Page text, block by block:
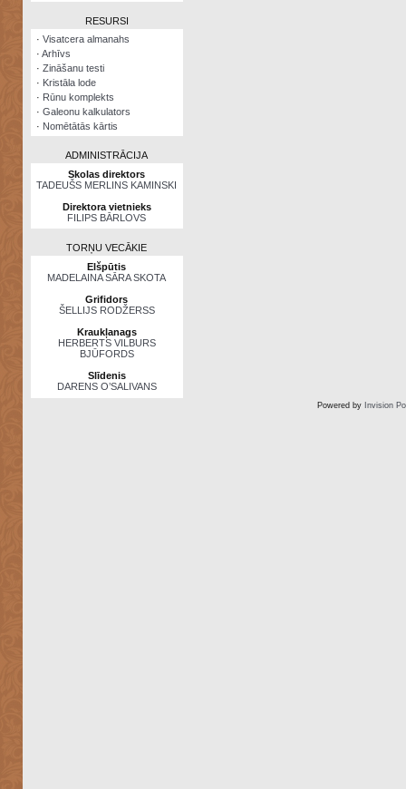
RESURSI
· Visatcera almanahs
· Arhīvs
· Zināšanu testi
· Kristāla lode
· Rūnu komplekts
· Galeonu kalkulators
· Nomētātās kārtis
ADMINISTRĀCIJA
Skolas direktors
TADEUŠS MERLINS KAMINSKI
Direktora vietnieks
FILIPS BĀRLOVS
TORŅU VECĀKIE
Elšpūtis
MADELAINA SĀRA SKOTA
Grifidors
ŠELLIJS RODŽERSS
Kraukļanags
HERBERTS VILBURS
BJŪFORDS
Slīdenis
DARENS O’SALIVANS
Powered by Invision